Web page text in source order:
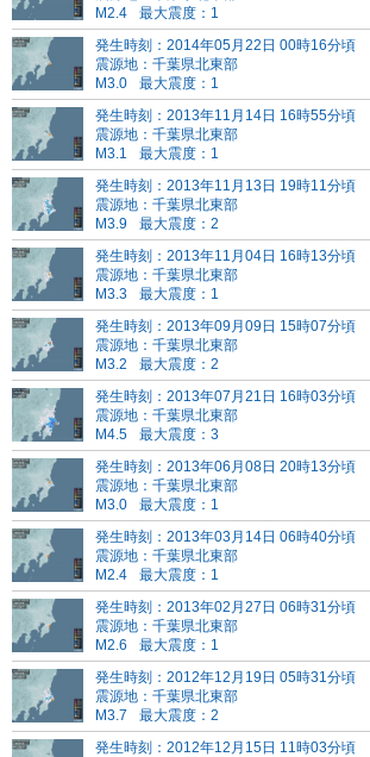
M2.4
最大震度：1
発生時刻：2014年05月22日 00時16分頃
震源地：千葉県北東部
M3.0
最大震度：1
発生時刻：2013年11月14日 16時55分頃
震源地：千葉県北東部
M3.1
最大震度：1
発生時刻：2013年11月13日 19時11分頃
震源地：千葉県北東部
M3.9
最大震度：2
発生時刻：2013年11月04日 16時13分頃
震源地：千葉県北東部
M3.3
最大震度：1
発生時刻：2013年09月09日 15時07分頃
震源地：千葉県北東部
M3.2
最大震度：2
発生時刻：2013年07月21日 16時03分頃
震源地：千葉県北東部
M4.5
最大震度：3
発生時刻：2013年06月08日 20時13分頃
震源地：千葉県北東部
M3.0
最大震度：1
発生時刻：2013年03月14日 06時40分頃
震源地：千葉県北東部
M2.4
最大震度：1
発生時刻：2013年02月27日 06時31分頃
震源地：千葉県北東部
M2.6
最大震度：1
発生時刻：2012年12月19日 05時31分頃
震源地：千葉県北東部
M3.7
最大震度：2
発生時刻：2012年12月15日 11時03分頃